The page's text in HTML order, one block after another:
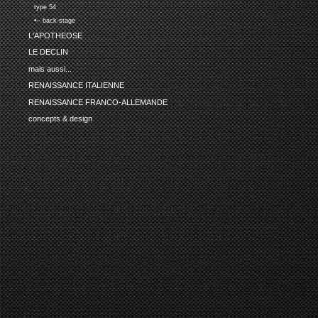
type 54
•-- back-stage
L'APOTHEOSE
LE DECLIN
mais aussi...
RENAISSANCE ITALIENNE
RENAISSANCE FRANCO-ALLEMANDE
concepts & design